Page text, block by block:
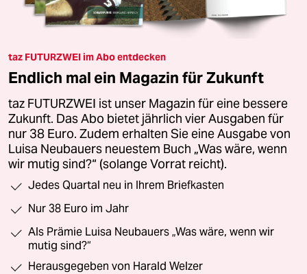
taz FUTURZWEI im Abo entdecken
Endlich mal ein Magazin für Zukunft
taz FUTURZWEI ist unser Magazin für eine bessere
Zukunft. Das Abo bietet jährlich vier Ausgaben für
nur 38 Euro. Zudem erhalten Sie eine Ausgabe von
Luisa Neubauers neuestem Buch „Was wäre, wenn
wir mutig sind?“ (solange Vorrat reicht).
Jedes Quartal neu in Ihrem Briefkasten
Nur 38 Euro im Jahr
Als Prämie Luisa Neubauers „Was wäre, wenn wir
mutig sind?“
Herausgegeben von Harald Welzer